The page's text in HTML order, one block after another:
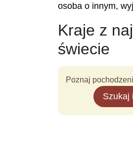
osoba o innym,
Kraje z
świecie
Poznaj
Szukaj